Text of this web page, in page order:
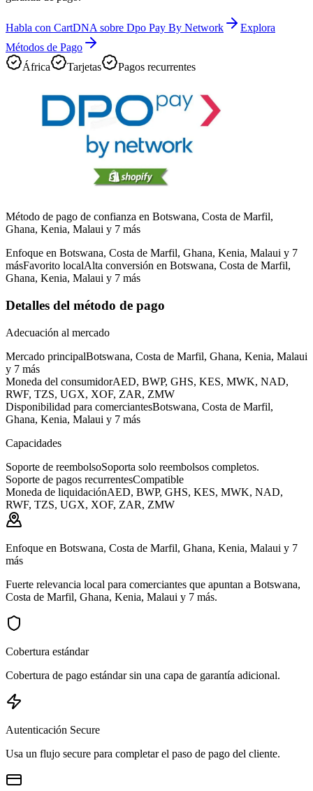
Habla con CartDNA sobre Dpo Pay By Network
Explora
Métodos de Pago
África
Tarjetas Pagos recurrentes
Método de pago de confianza en Botswana, Costa de Marfil,
Ghana, Kenia, Malaui y 7 más
Enfoque en Botswana, Costa de Marfil, Ghana, Kenia, Malaui y 7
másFavorito localAlta conversión en Botswana, Costa de Marfil,
Ghana, Kenia, Malaui y 7 más
Detalles del método de pago
Adecuación al mercado
Mercado principalBotswana, Costa de Marfil, Ghana, Kenia, Malaui
y 7 más
Moneda del consumidorAED, BWP, GHS, KES, MWK, NAD,
RWF, TZS, UGX, XOF, ZAR, ZMW
Disponibilidad para comerciantesBotswana, Costa de Marfil,
Ghana, Kenia, Malaui y 7 más
Capacidades
Soporte de reembolsoSoporta solo reembolsos completos.
Soporte de pagos recurrentesCompatible
Moneda de liquidaciónAED, BWP, GHS, KES, MWK, NAD,
RWF, TZS, UGX, XOF, ZAR, ZMW
Enfoque en Botswana, Costa de Marfil, Ghana, Kenia, Malaui y 7
más
Fuerte relevancia local para comerciantes que apuntan a Botswana,
Costa de Marfil, Ghana, Kenia, Malaui y 7 más.
Cobertura estándar
Cobertura de pago estándar sin una capa de garantía adicional.
Autenticación Secure
Usa un flujo secure para completar el paso de pago del cliente.